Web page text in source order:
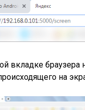
вкладке браузера
на